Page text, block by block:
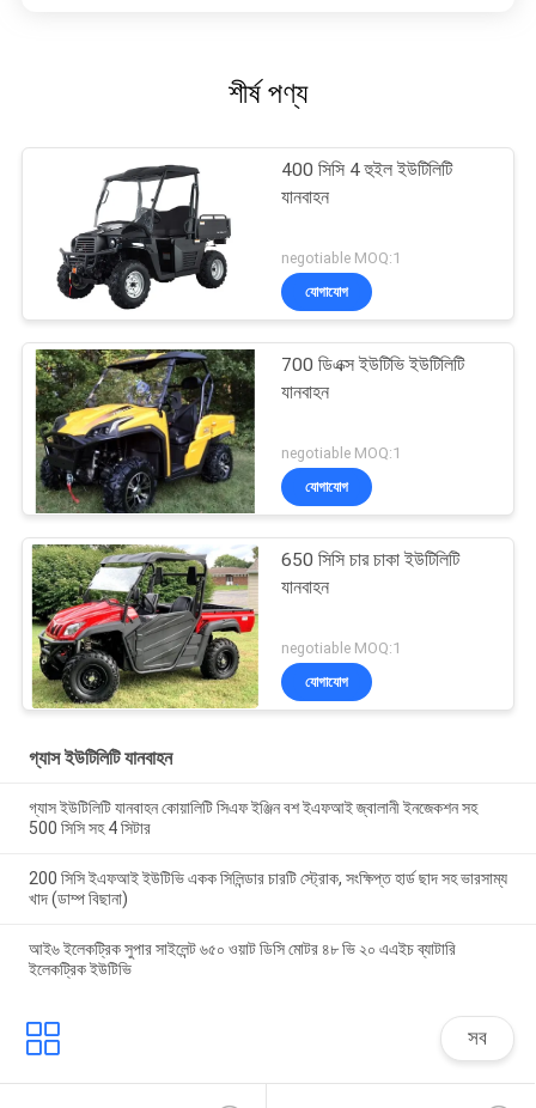
শীর্ষ পণ্য
400 সিসি 4 হুইল ইউটিলিটি
যানবাহন
negotiable MOQ:1
যোগাযোগ
700 ডিএক্স ইউটিভি ইউটিলিটি
যানবাহন
negotiable MOQ:1
যোগাযোগ
650 সিসি চার চাকা ইউটিলিটি
যানবাহন
negotiable MOQ:1
যোগাযোগ
গ্যাস ইউটিলিটি যানবাহন
গ্যাস ইউটিলিটি যানবাহন কোয়ালিটি সিএফ ইঞ্জিন বশ ইএফআই জ্বালানী ইনজেকশন সহ
500 সিসি সহ 4 সিটার
200 সিসি ইএফআই ইউটিভি একক সিলিন্ডার চারটি স্ট্রোক, সংক্ষিপ্ত হার্ড ছাদ সহ ভারসাম্য
খাদ (ডাম্প বিছানা)
আই৬ ইলেকট্রিক সুপার সাইলেন্ট ৬৫০ ওয়াট ডিসি মোটর ৪৮ ভি ২০ এএইচ ব্যাটারি
ইলেকট্রিক ইউটিভি
সব